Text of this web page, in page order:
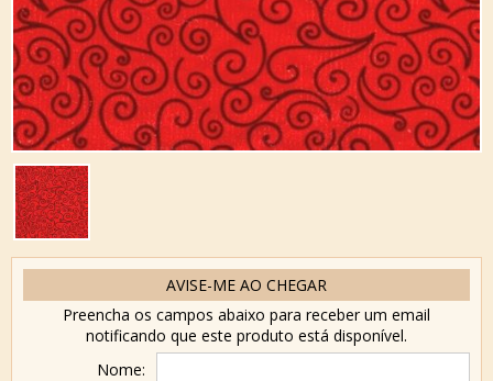
AVISE-ME AO CHEGAR
Preencha os campos abaixo para receber um email
notificando que este produto está disponível.
Nome: